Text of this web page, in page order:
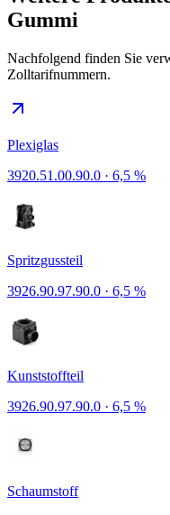
Gummi
Nachfolgend finden Sie
Zolltarifnummern.
Plexiglas
3920.51.00.90.0 · 6,5 %
Spritzgussteil
3926.90.97.90.0 · 6,5 %
Kunststoffteil
3926.90.97.90.0 · 6,5 %
Schaumstoff